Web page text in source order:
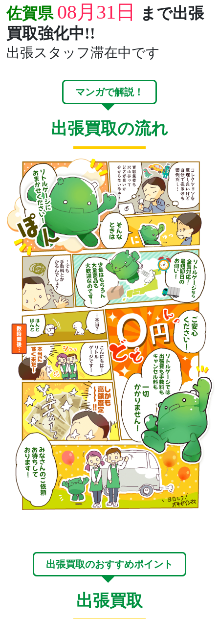
佐賀県 08月31日
まで出張
買取強化中!!
出張スタッフ滞在中です
マンガで解説！
出張買取の流れ
出張買取のおすすめポイント
出張買取